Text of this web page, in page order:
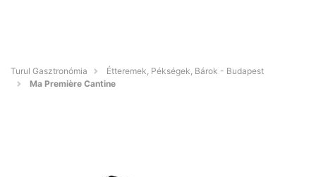
Turul Gasztronómia
Étteremek, Pékségek, Bárok - Budapest
Ma Première Cantine